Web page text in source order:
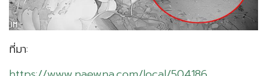
ที่มา: